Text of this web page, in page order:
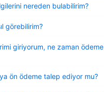
nereden bulabilirim?
görebilirim?
giriyorum, ne zaman ödeme
ön ödeme talep ediyor mu?